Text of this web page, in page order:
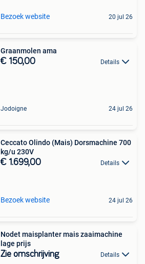
Bezoek website 20 jul 26
Graanmolen ama
€ 150,00 Details
Jodoigne 24 jul 26
Ceccato Olindo (Mais) Dorsmachine 700
kg/u 230V
€ 1.699,00 Details
Bezoek website 24 jul 26
Nodet maisplanter mais zaaimachine
lage prijs
Zie omschrijving Details